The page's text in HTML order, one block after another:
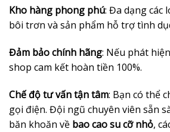
Kho hàng phong phú: Đa dạng các
bôi trơn và sản phẩm hỗ trợ tình
Đảm bảo chính hãng: Nếu phát
shop cam kết hoàn tiền 100%.
Chế độ tư vấn tận tâm: Bạn có thể
gọi điện. Đội ngũ chuyên viên sẵn
băn khoăn về bao cao su cỡ nhỏ,